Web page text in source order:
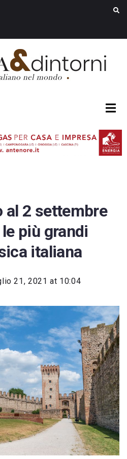
al 2 settembre
più grandi
italiana
21, 2021 at 10:04